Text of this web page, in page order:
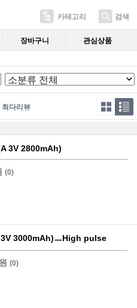
카테고리 검색
장바구니 관심상품
최다리뷰
3V 2800mAh)
(0)
3000mAh)ㅡHigh pulse
(0)